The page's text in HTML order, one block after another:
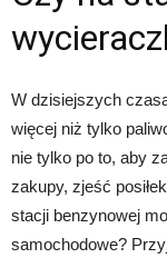
W dzisiejszych
więcej niż tylko
nie tylko po to, aby
zakupy, zjeść
stacji benzynowej
samochodowe?